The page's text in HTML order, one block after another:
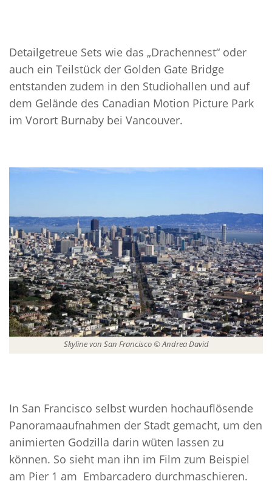
Detailgetreue Sets wie das „Drachennest“ oder
auch ein Teilstück der Golden Gate Bridge
entstanden zudem in den Studiohallen und auf
dem Gelände des Canadian Motion Picture Park
im Vorort Burnaby bei Vancouver.
Skyline von San Francisco © Andrea David
In San Francisco selbst wurden hochauflösende
Panoramaaufnahmen der Stadt gemacht, um den
animierten Godzilla darin wüten lassen zu
können. So sieht man ihn im Film zum Beispiel
am Pier 1 am Embarcadero durchmaschieren.